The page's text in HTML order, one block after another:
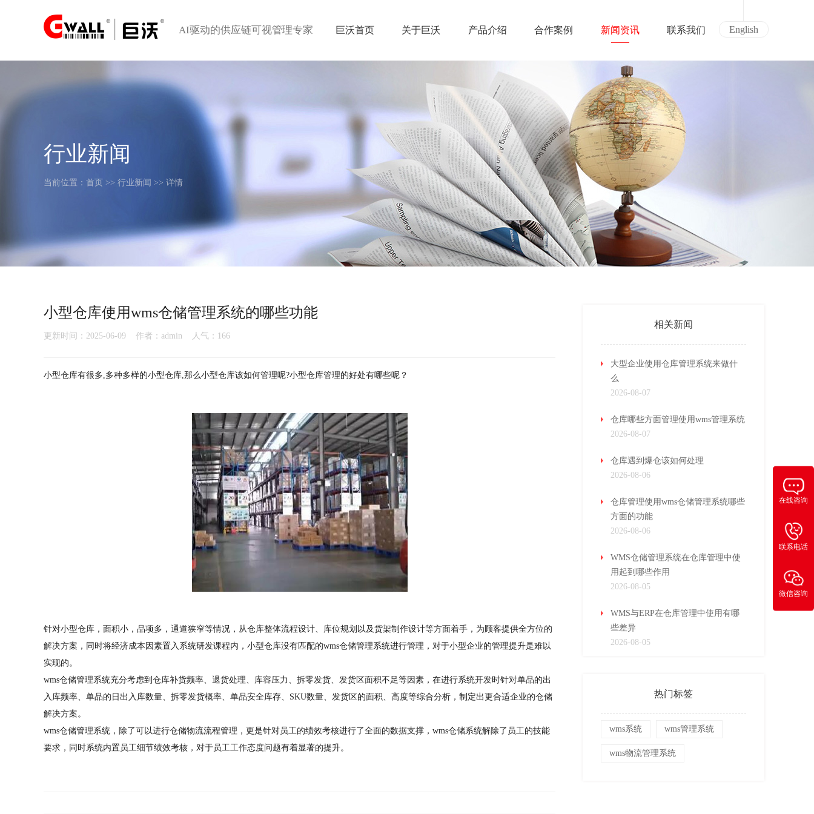
AI驱动的供应链可视管理专家 巨沃首页 关于巨沃 产品介绍 合作案例 新闻资讯 联系我们 English
行业新闻
当前位置： 首页 >> 行业新闻 >> 详情
小型仓库使用wms仓储管理系统的哪些功能
更新时间：2025-06-09 作者：admin 人气： 166
小型仓库有很多,多种多样的小型仓库,那么小型仓库该如何管理呢?小型仓库管理的好处有哪些呢？
针对小型仓库，面积小，品项多，通道狭窄等情况，从仓库整体流程设计、库位规划以及货架制作设计等方面着手，为顾客提供全方位的
解决方案，同时将经济成本因素置入系统研发课程内，小型仓库没有匹配的wms仓储管理系统进行管理，对于小型企业的管理提升是难以
实现的。
wms仓储管理系统充分考虑到仓库补货频率、退货处理、库容压力、拆零发货、发货区面积不足等因素，在进行系统开发时针对单品的出
入库频率、单品的日出入库数量、拆零发货概率、单品安全库存、SKU数量、发货区的面积、高度等综合分析，制定出更合适企业的仓储
解决方案。
wms仓储管理系统，除了可以进行仓储物流流程管理，更是针对员工的绩效考核进行了全面的数据支撑，wms仓储系统解除了员工的技能
要求，同时系统内置员工细节绩效考核，对于员工工作态度问题有着显著的提升。
相关新闻
大型企业使用仓库管理系统来做什
么
2026-08-07
仓库哪些方面管理使用wms管理系统
2026-08-07
仓库遇到爆仓该如何处理
2026-08-06
仓库管理使用wms仓储管理系统哪些
方面的功能
2026-08-06
WMS仓储管理系统在仓库管理中使
用起到哪些作用
2026-08-05
WMS与ERP在仓库管理中使用有哪
些差异
2026-08-05
热门标签
wms系统 wms管理系统
wms物流管理系统
在线咨询
联系电话
微信咨询